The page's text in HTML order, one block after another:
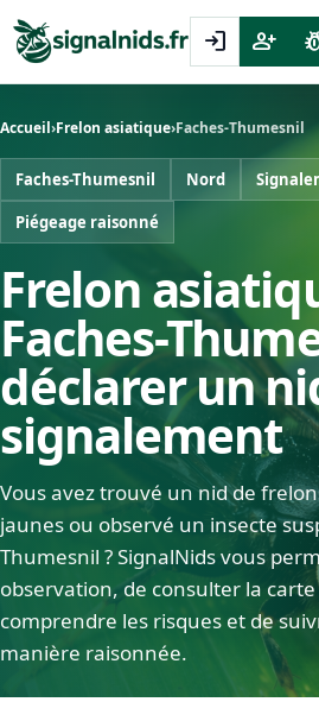
login person_add
Accueil›Frelon asiatique›Faches-Thumesnil
Faches-Thumesnil Nord
Piégeage raisonné
Frelon
Faches-
déclarer un
signalement
Vous avez trouvé un nid de
jaunes ou observé un insecte
Thumesnil ? SignalNids vous
observation, de consulter la
comprendre les risques et de
manière raisonnée.